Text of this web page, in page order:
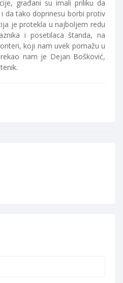
građani su imali priliku da
da tako doprinesu borbi protiv
je protekla u najboljem redu
i posetilaca štanda, na
koji nam uvek pomažu u
nam je Dejan Bošković,